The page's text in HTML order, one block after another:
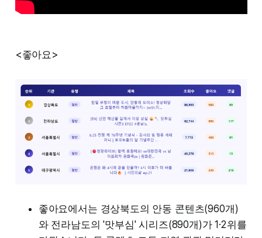
<좋아요>
좋아요에서는 경상북도의 안동 콘텐츠(960개)
와 전라남도의 '맛부심' 시리즈(890개)가 1·2위를